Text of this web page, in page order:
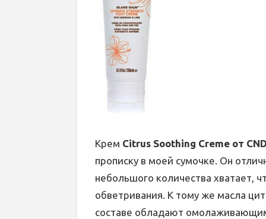
Крем Citrus Soothing Creme от
прописку в моей сумочке. Он
небольшого количества хватает,
обветривания. К тому же масла
составе обладают